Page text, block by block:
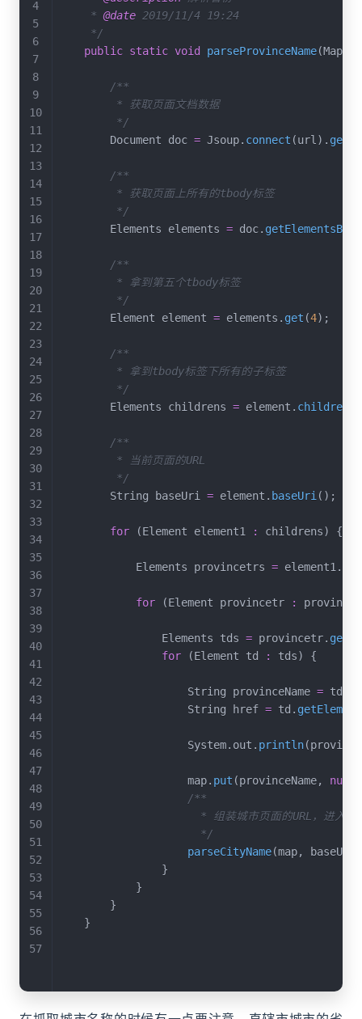
     *
@date 2019/11/4 19:24
     */
public static void parseProvinceName(Map
/**
         * 获取页面文档数据
         */
        Document doc
= Jsoup. connect (url) . get
/**
         * 获取页面上所有的tbody标签
         */
        Elements elements
= doc.
/**
         * 拿到第五个tbody标签
         */
        Element element
= elements . get (4) ;
/**
         * 拿到tbody标签下所有的子标签
         */
        Elements childrens
= element . children
/**
         * 当前页面的URL
         */
        String baseUri
= element . baseUri( ) ;
for (Element element1 : childrens) {
            Elements provincetrs
= element1.
for (Element provincetr :
                Elements tds
= provincetr.
for
(Element td : tds) {
                    String provinceName
= td
                    String href
= td .
                    System
. out . println(
                    map
. put (provinceName, null
/**
* 组装城市页面的URL，进入城
                      */
parseCityName(map,
baseUri
}
}
}
}